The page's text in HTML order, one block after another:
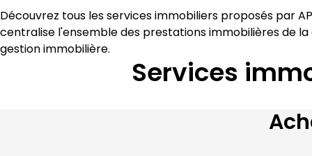
Découvrez tous les services immobiliers proposés par
centralise l'ensemble des prestations immobilières de
gestion immobilière.
Services